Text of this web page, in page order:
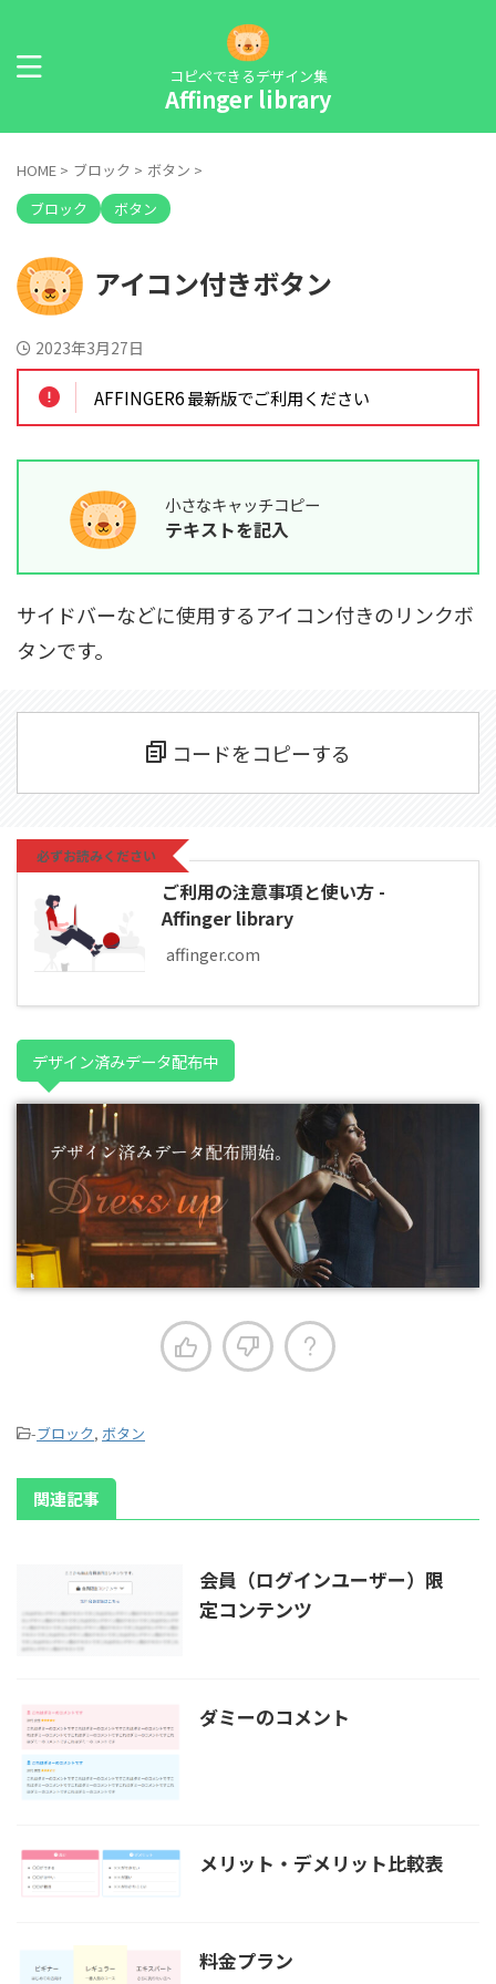
コピペできるデザイン集
Affinger library
HOME > ブロック > ボタン >
ブロック
ボタン
アイコン付きボタン
2023年3月27日
AFFINGER6 最新版でご利用ください
小さなキャッチコピー
テキストを記入
サイドバーなどに使用するアイコン付きのリンクボ
タンです。
コードをコピーする
必ずお読みください
ご利用の注意事項と使い方 -
Affinger library
affinger.com
デザイン済みデータ配布中
-ブロック, ボタン
関連記事
会員（ログインユーザー）限
定コンテンツ
ダミーのコメント
メリット・デメリット比較表
料金プラン